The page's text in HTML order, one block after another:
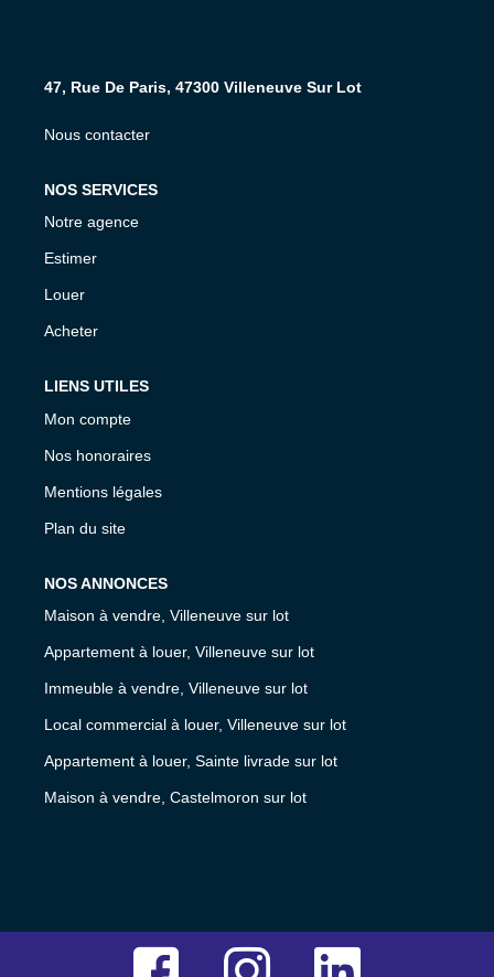
EXTRANET PROPRIÉTAIRE
47, Rue De Paris, 47300 Villeneuve Sur Lot
Nous contacter
NOS SERVICES
Notre agence
Estimer
Louer
Acheter
LIENS UTILES
Mon compte
Nos honoraires
Mentions légales
Plan du site
NOS ANNONCES
Maison à vendre, Villeneuve sur lot
Appartement à louer, Villeneuve sur lot
Immeuble à vendre, Villeneuve sur lot
Local commercial à louer, Villeneuve sur lot
Appartement à louer, Sainte livrade sur lot
Maison à vendre, Castelmoron sur lot